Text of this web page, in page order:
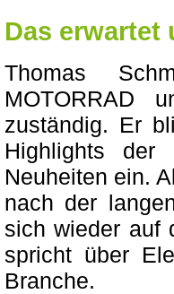
Das erwartet
Thomas
MOTORRAD
zuständig. Er
Highlights
Neuheiten ein.
nach der
sich wieder auf
spricht über
Branche.